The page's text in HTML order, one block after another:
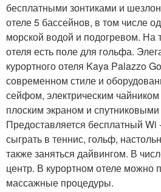
бесплатными зонтиками и
отеле 5 бассейнов, в том числе
морской водой и подогревом. На
отеля есть поле для гольфа.
курортного отеля Kaya Palazzo
современном стиле и
сейфом, электрическим
плоским экраном и
Предоставляется бесплатный Wi
сыграть в теннис, гольф,
также заняться дайвингом. В
центр. В курортном отеле можно
массажные процедуры.